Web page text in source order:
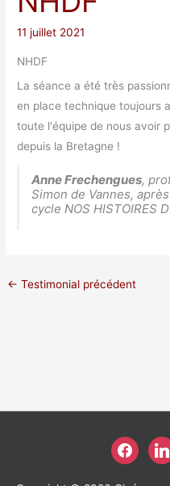
11 juillet 2021
NHDF
La séance a été très
en place technique toujours
toute l'équipe de nous avoir
depuis la Bretagne !
Anne Frechengues,
Simon de Vannes,
cycleNOS HISTOIRES
← Testimonial précédent
facebook